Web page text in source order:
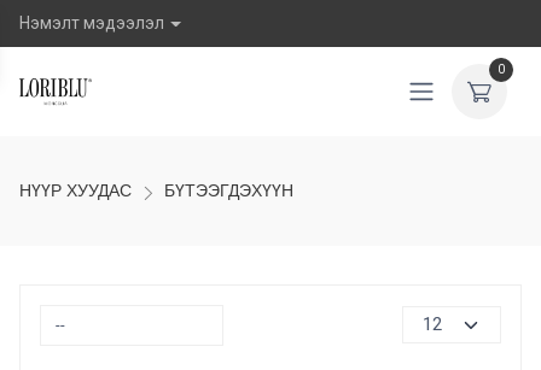
Нэмэлт мэдээлэл
0
НҮҮР ХУУДАС БҮТЭЭГДЭХҮҮН